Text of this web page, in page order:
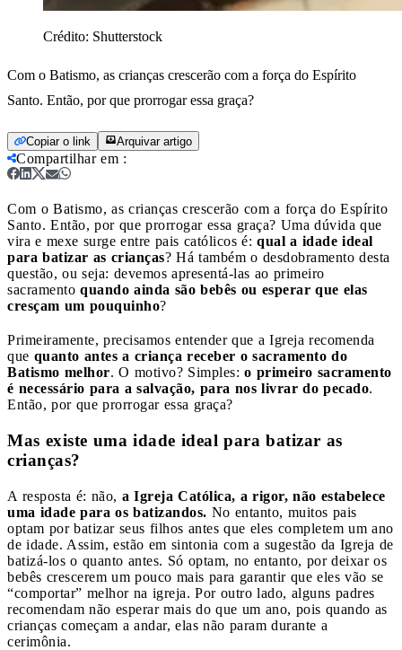
Crédito: Shutterstock
Com o Batismo, as crianças crescerão com a força do Espírito
Santo. Então, por que prorrogar essa graça?
Copiar o link Arquivar artigo
Compartilhar em :
Com o Batismo, as crianças crescerão com a força do Espírito
Santo. Então, por que prorrogar essa graça? Uma dúvida que
vira e mexe surge entre pais católicos é: qual a idade ideal
para batizar as crianças? Há também o desdobramento desta
questão, ou seja: devemos apresentá-las ao primeiro
sacramento quando ainda são bebês ou esperar que elas
cresçam um pouquinho?
Primeiramente, precisamos entender que a Igreja recomenda
que quanto antes a criança receber o sacramento do
Batismo melhor. O motivo? Simples: o primeiro sacramento
é necessário para a salvação, para nos livrar do pecado.
Então, por que prorrogar essa graça?
Mas existe uma idade ideal para batizar as
crianças?
A resposta é: não, a Igreja Católica, a rigor, não estabelece
uma idade para os batizandos. No entanto, muitos pais
optam por batizar seus filhos antes que eles completem um ano
de idade. Assim, estão em sintonia com a sugestão da Igreja de
batizá-los o quanto antes. Só optam, no entanto, por deixar os
bebês crescerem um pouco mais para garantir que eles vão se
“comportar” melhor na igreja. Por outro lado, alguns padres
recomendam não esperar mais do que um ano, pois quando as
crianças começam a andar, elas não param durante a
cerimônia.